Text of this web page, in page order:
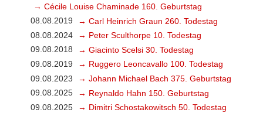
→ Cécile Louise Chaminade 160. Geburtstag
08.08.2019
→ Carl Heinrich Graun 260. Todestag
08.08.2024
→ Peter Sculthorpe 10. Todestag
09.08.2018
→ Giacinto Scelsi 30. Todestag
09.08.2019
→ Ruggero Leoncavallo 100. Todestag
09.08.2023
→ Johann Michael Bach 375. Geburtstag
09.08.2025
→ Reynaldo Hahn 150. Geburtstag
09.08.2025
→ Dimitri Schostakowitsch 50. Todestag